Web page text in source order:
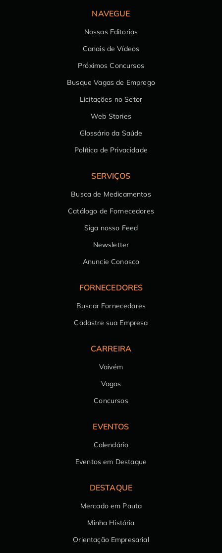
NAVEGUE
Nossas Editorias
Canais de Vídeos
Próximos Concursos
Busque Vagas de Emprego
Licitações no Setor
Web Stories
Glossário da Saúde
Política de Privacidade
SERVIÇOS
Busca de Medicamentos
Catálogo de Fornecedores
Siga nosso Feed
Newsletter
Anuncie Conosco
FORNECEDORES
Buscar Fornecedores
Cadastre sua Empresa
CARREIRA
Vaivém
Vagas
Concursos
EVENTOS
Calendário
Eventos em Destaque
DESTAQUE
Mercado em Pauta
Minha História
Orientação Empresarial